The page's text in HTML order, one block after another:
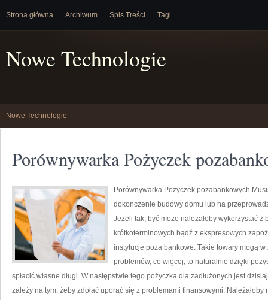
Strona główna Archiwum Spis Treści Tagi
Nowe Technologie
Nowe Technologie
Porównywarka Pożyczek
Porównywarka Pożyczek pozabankowych
dokończenie budowy domu lub na
Jeżeli tak, być może należałoby wykorzystać z
krótkoterminowych bądź z ekspresowych
instytucje poza bankowe. Takie towary mogą
problemów, co więcej, to naturalnie dzięki
spłacić własne długi. W następstwie tego pożyczka dla zadłużonych jest
zależy na tym, żeby zdołać uporać się z problemami finansowymi.